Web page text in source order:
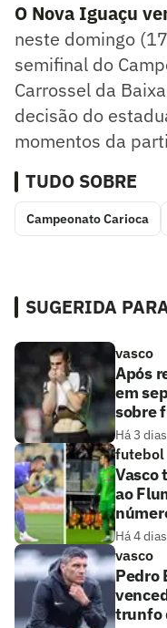
O Nova Iguaçu
neste domingo
semifinal do
Carrossel da
decisão do
momentos da
TUDO SOBRE
Campeonato Carioca
SUGERIDA
vasco
Após
em
sobre
Há 3 dias
futebol
Vasco
ao
Há 4 dias
vasco
Pedro
trunfo